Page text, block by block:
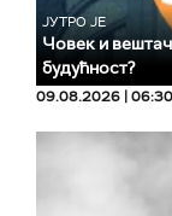
ЈУТРО ЈЕ
Човек и
будућност?
09.08.2026 | 06:30